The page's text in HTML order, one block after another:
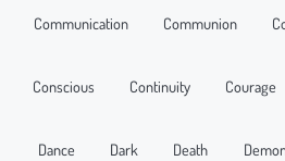
Communication Communion
Conscious Continuity Courage
Dance Dark Death